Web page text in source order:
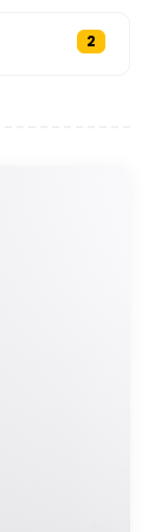
Место
склоны,
с
созданным
«Кюрт
2